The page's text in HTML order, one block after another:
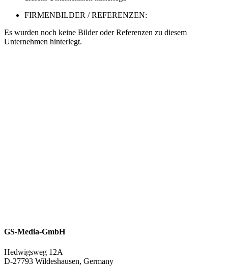
FIRMENBILDER / REFERENZEN:
Es wurden noch keine Bilder oder Referenzen zu diesem
Unternehmen hinterlegt.
GS-Media-GmbH
Hedwigsweg 12A
D-27793 Wildeshausen, Germany